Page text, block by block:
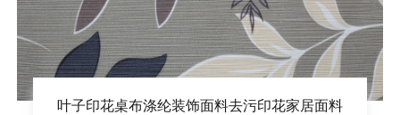
叶子印花桌布涤纶装饰面料去污印花家居面料